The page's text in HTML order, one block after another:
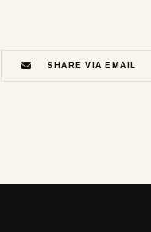
SHARE VIA EMAIL